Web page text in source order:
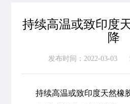
持续高温或致印度
降
发布时间：2022-03-03
持续高温或致印度天然橡